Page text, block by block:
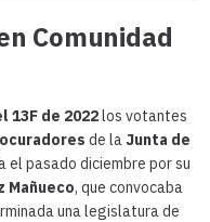
Comunidad
13F de 2022los votantes
de la Junta de
el pasado diciembre por su
Mañueco, que convocaba
una legislatura de